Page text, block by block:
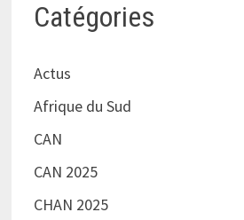
Catégories
Actus
Afrique du Sud
CAN
CAN 2025
CHAN 2025